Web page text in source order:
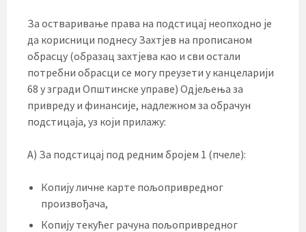
За остваривање права на подстицај неопходно је
да корисници поднесу Захтјев на прописаном
обрасцу (образац захтјева као и сви остали
потребни обрасци се могу преузети у канцеларији
68 у згради Општинске управе) Одјељења за
привреду и финансије, надлежном за обрачун
подстицаја, уз који прилажу:
А) За подстицај под редним бројем 1 (пчеле):
Копију личне карте пољопривредног
произвођача,
Копију текућег рачуна пољопривредног